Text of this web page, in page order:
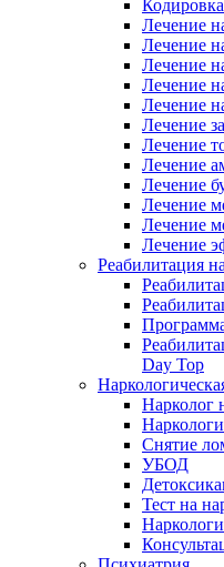
Лечение
Лечение
Лечение
Лечение
Лечение
Лечение
Лечение
Лечение
Лечение
Лечение
Лечение
Лечение
Реабилитация
Day Top
Нарколог
Снятие
УБОД
Тест на